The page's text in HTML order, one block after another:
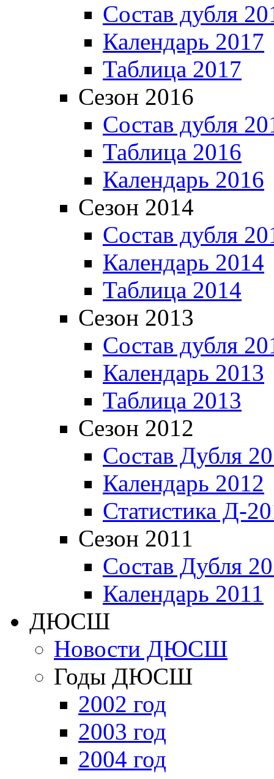
Состав дубля
Календарь 2017
Таблица 2017
Сезон 2016
Состав дубля
Таблица 2016
Календарь 2016
Сезон 2014
Состав дубля
Календарь 2014
Таблица 2014
Сезон 2013
Состав дубля
Календарь 2013
Таблица 2013
Сезон 2012
Состав Дубля
Календарь 2012
Статистика Д-
Сезон 2011
Состав Дубля
Календарь 2011
ДЮСШ
Новости ДЮСШ
Годы ДЮСШ
2002 год
2003 год
2004 год